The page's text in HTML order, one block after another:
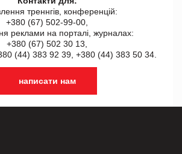
треннгів, конференцій:
+380 (67) 502-99-00,
реклами на порталі, журналах:
+380 (67) 502 30 13,
(44) 383 92 39, +380 (44) 383 50 34.
написати нам